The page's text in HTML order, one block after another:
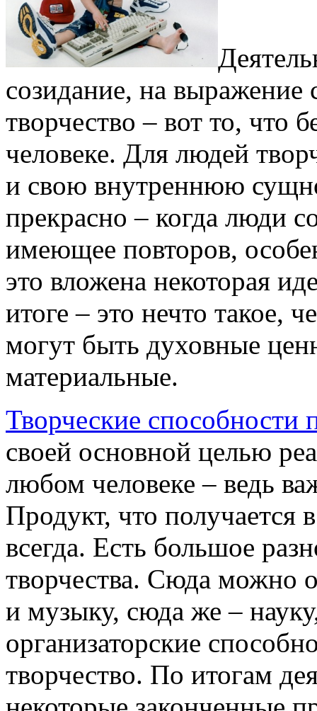
созидание, на выражение
творчество – вот то, что
человеке. Для людей
и свою внутреннюю
прекрасно – когда люди
имеющее повторов,
это вложена некоторая
итоге – это нечто такое,
могут быть духовные
материальные.
Творческие способности
своей основной целью
любом человеке – ведь
Продукт, что получается
всегда. Есть большое
творчества. Сюда можно
и музыку, сюда же –
организаторские
творчество. По итогам